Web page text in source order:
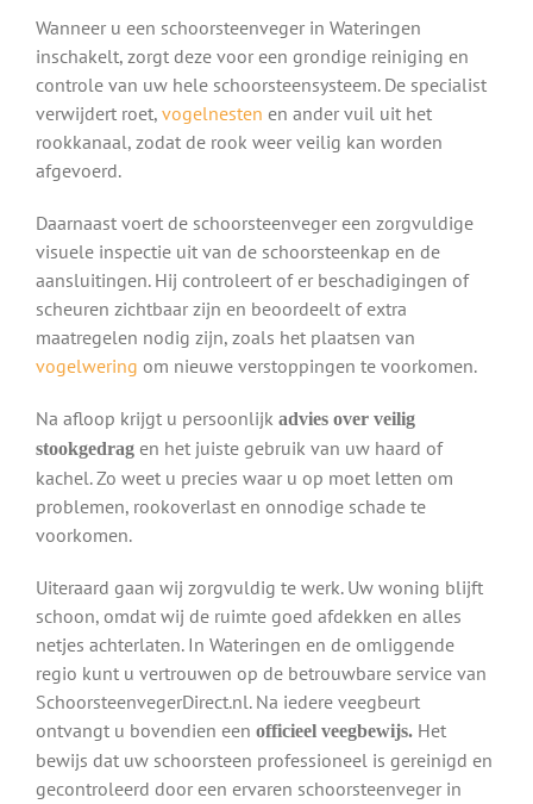
Wanneer u een schoorsteenveger in Wateringen
inschakelt, zorgt deze voor een grondige reiniging en
controle van uw hele schoorsteensysteem. De specialist
verwijdert roet, vogelnesten en ander vuil uit het
rookkanaal, zodat de rook weer veilig kan worden
afgevoerd.
Daarnaast voert de schoorsteenveger een zorgvuldige
visuele inspectie uit van de schoorsteenkap en de
aansluitingen. Hij controleert of er beschadigingen of
scheuren zichtbaar zijn en beoordeelt of extra
maatregelen nodig zijn, zoals het plaatsen van
vogelwering om nieuwe verstoppingen te voorkomen.
Na afloop krijgt u persoonlijk advies over veilig
stookgedragen het juiste gebruik van uw haard of
kachel. Zo weet u precies waar u op moet letten om
problemen, rookoverlast en onnodige schade te
voorkomen.
Uiteraard gaan wij zorgvuldig te werk. Uw woning blijft
schoon, omdat wij de ruimte goed afdekken en alles
netjes achterlaten. In Wateringen en de omliggende
regio kunt u vertrouwen op de betrouwbare service van
SchoorsteenvegerDirect.nl. Na iedere veegbeurt
ontvangt u bovendien een officieel veegbewijs. Het
bewijs dat uw schoorsteen professioneel is gereinigd en
gecontroleerd door een ervaren schoorsteenveger in